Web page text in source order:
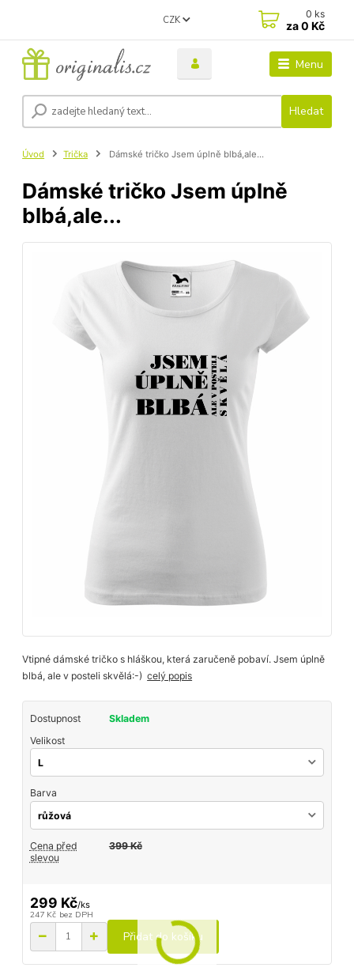
Menu
CZK
Hledat
0 ks
za0 Kč
Úvod Trička Dámské tričko Jsem úplně blbá,ale...
Dámské tričko Jsem úplně
blbá,ale...
Vtipné dámské tričko s hláškou, která zaručeně pobaví. Jsem úplně
blbá, ale v posteli skvělá:-)celý popis
Dostupnost
Skladem
Velikost
Barva
Cena před
slevou
399 Kč
299 Kč/ks
247 Kč bez DPH
Přidat do košíku